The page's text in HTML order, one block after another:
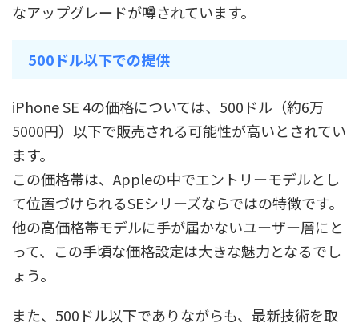
なアップグレードが噂されています。
500ドル以下での提供
iPhone SE 4の価格については、500ドル（約6万
5000円）以下で販売される可能性が高いとされてい
ます。
この価格帯は、Appleの中でエントリーモデルとし
て位置づけられるSEシリーズならではの特徴です。
他の高価格帯モデルに手が届かないユーザー層にと
って、この手頃な価格設定は大きな魅力となるでし
ょう。
また、500ドル以下でありながらも、最新技術を取